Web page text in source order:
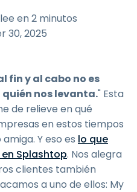
en 2 minutos
30, 2025
fin y al cabo no es
nos levanta." Esta
de relieve en qué
en estos tiempos
Y eso es lo que
Splashtop. Nos alegra
clientes también
a uno de ellos: My